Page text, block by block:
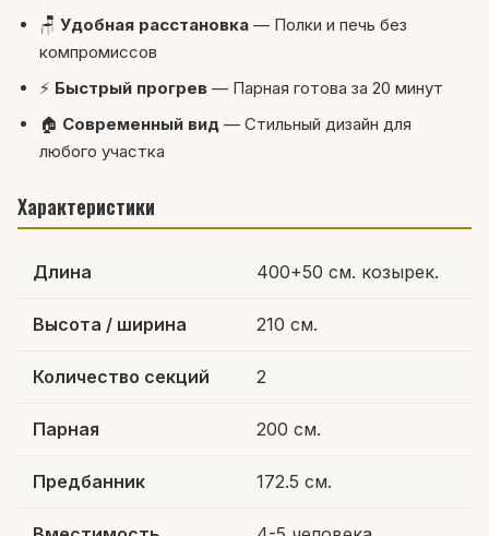
🪑 Удобная расстановка — Полки и печь без
компромиссов
⚡ Быстрый прогрев — Парная готова за 20 минут
🏠 Современный вид — Стильный дизайн для
любого участка
Характеристики
Длина 400+50 см. козырек.
Высота / ширина 210 см.
Количество секций 2
Парная 200 см.
Предбанник 172.5 см.